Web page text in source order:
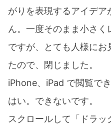
がりを表現するアイデ
ん。一度そのまま小さ
ですが、とても人様にお
たので、閉じました。
iPhone、iPad で閲覧で
はい。できないです。
スクロールして「ドラ